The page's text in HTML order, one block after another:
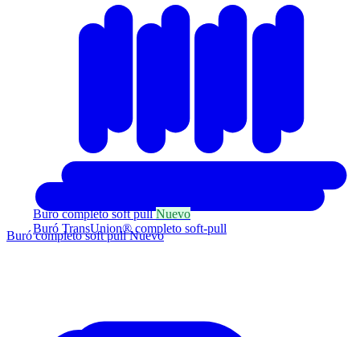
Buró completo soft pullNuevo
Buró TransUnion® completo soft-pull
Buró completo soft pullNuevo